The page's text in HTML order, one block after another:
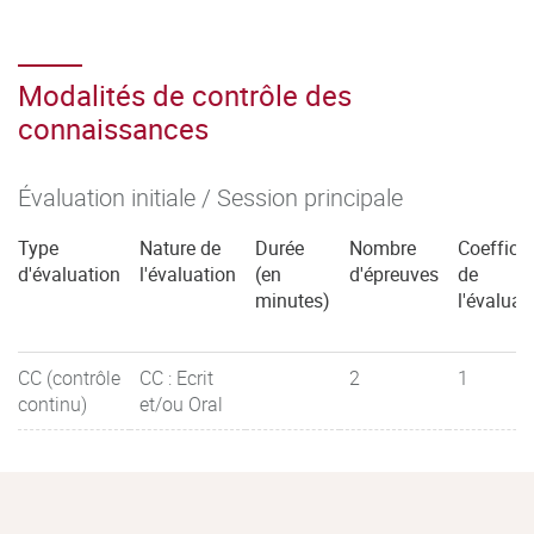
Public :M1+M2 LEACA
Michelle Nota (10h)
Micro-compétences visées :
Modalités de contrôle des
connaissances
Évaluation initiale / Session principale
Type
d'évaluation
Nature de
l'évaluation
Durée
(en
minutes)
Nombre
d'épreuves
de
CC (contrôle
continu)
CC : Ecrit
et/ou Oral
2 1